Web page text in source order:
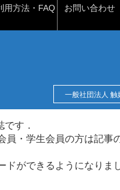
用方法・FAQ お問い合わせ
一般社団法人 触
す．
員・学生会員の方は記事
ができるようになりま